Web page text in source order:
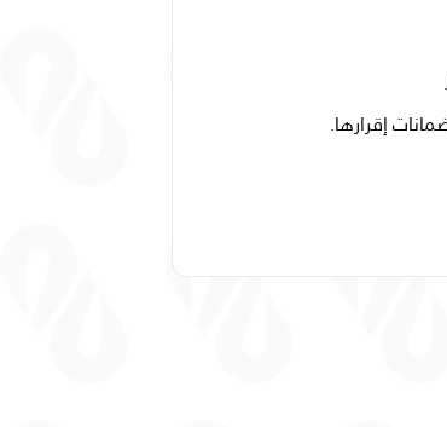
إقرارها.